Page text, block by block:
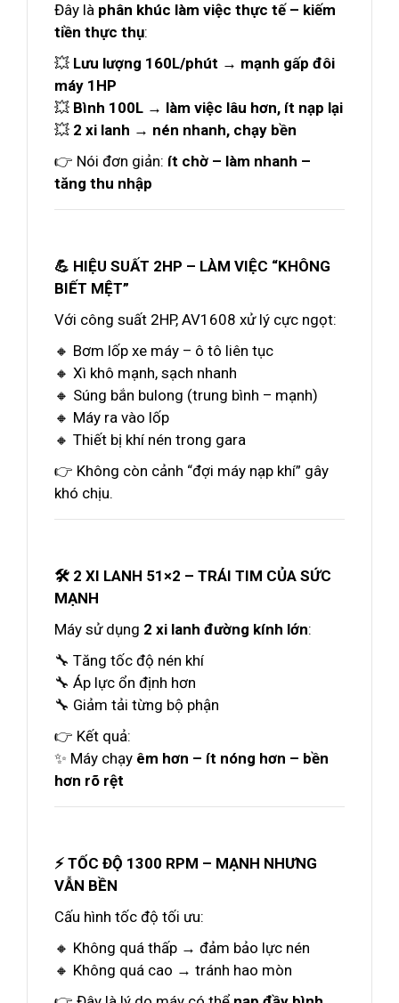
Đây là phân khúc làm việc thực tế – kiếm
tiền thực thụ:
💥 Lưu lượng 160L/phút → mạnh gấp đôi
máy 1HP
💥 Bình 100L → làm việc lâu hơn, ít nạp lại
💥 2 xi lanh → nén nhanh, chạy bền
👉 Nói đơn giản: ít chờ – làm nhanh –
tăng thu nhập
💪 HIỆU SUẤT 2HP – LÀM VIỆC “KHÔNG
BIẾT MỆT”
Với công suất 2HP, AV1608 xử lý cực ngọt:
🔸 Bơm lốp xe máy – ô tô liên tục
🔸 Xì khô mạnh, sạch nhanh
🔸 Súng bắn bulong (trung bình – mạnh)
🔸 Máy ra vào lốp
🔸 Thiết bị khí nén trong gara
👉 Không còn cảnh “đợi máy nạp khí” gây
khó chịu.
🛠️ 2 XI LANH 51×2 – TRÁI TIM CỦA SỨC
MẠNH
Máy sử dụng 2 xi lanh đường kính lớn:
🔧 Tăng tốc độ nén khí
🔧 Áp lực ổn định hơn
🔧 Giảm tải từng bộ phận
👉 Kết quả:
✨ Máy chạy êm hơn – ít nóng hơn – bền
hơn rõ rệt
⚡ TỐC ĐỘ 1300 RPM – MẠNH NHƯNG
VẪN BỀN
Cấu hình tốc độ tối ưu:
🔸 Không quá thấp → đảm bảo lực nén
🔸 Không quá cao → tránh hao mòn